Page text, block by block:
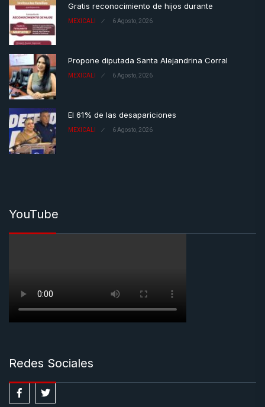
Gratis reconocimiento de hijos durante
MEXICALI 6 Agosto, 2026
Propone diputada Santa Alejandrina Corral
MEXICALI 6 Agosto, 2026
El 61% de las desapariciones
MEXICALI 6 Agosto, 2026
YouTube
Redes Sociales